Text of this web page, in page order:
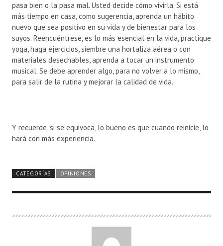
pasa bien o la pasa mal. Usted decide cómo vivirla. Si está
más tiempo en casa, como sugerencia, aprenda un hábito
nuevo que sea positivo en su vida y de bienestar para los
suyos. Reencuéntrese, es lo más esencial en la vida, practique
yoga, haga ejercicios, siembre una hortaliza aérea o con
materiales desechables, aprenda a tocar un instrumento
musical. Se debe aprender algo, para no volver a lo mismo,
para salir de la rutina y mejorar la calidad de vida.
Y recuerde, si se equivoca, lo bueno es que cuando reinicie, lo
hará con más experiencia.
CATEGORÍAS OPINIONES